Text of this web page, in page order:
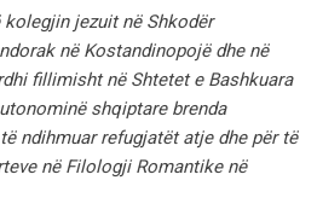
jezuit në Shkodër
në Kostandinopojë dhe në
fillimisht në Shtetet e Bashkuara
shqiptare brenda
ndihmuar refugjatët atje dhe për të
në Filologji Romantike në